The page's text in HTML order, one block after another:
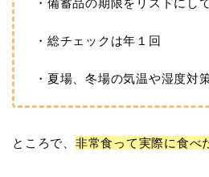
・備蓄品の期限をリストにし
・総チェックは年１回
・夏場、冬場の気温や湿度対
ところで、 非常食って実際に食べ